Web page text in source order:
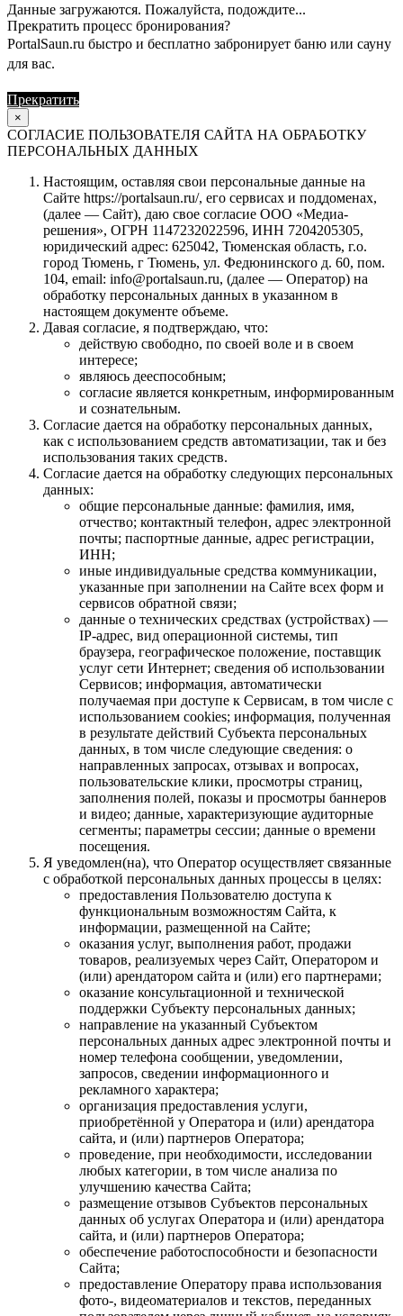
Данные загружаются. Пожалуйста, подождите...
Прекратить процесс бронирования?
PortalSaun.ru быстро и бесплатно забронирует баню или сауну
для вас.
Прекратить
×
СОГЛАСИЕ ПОЛЬЗОВАТЕЛЯ САЙТА НА ОБРАБОТКУ
ПЕРСОНАЛЬНЫХ ДАННЫХ
Настоящим, оставляя свои персональные данные на
Сайте https://portalsaun.ru/, его сервисах и поддоменах,
(далее — Сайт), даю свое согласие ООО «Медиа-
решения», ОГРН 1147232022596, ИНН 7204205305,
юридический адрес: 625042, Тюменская область, г.о.
город Тюмень, г Тюмень, ул. Федюнинского д. 60, пом.
104, email: info@portalsaun.ru, (далее — Оператор) на
обработку персональных данных в указанном в
настоящем документе объеме.
Давая согласие, я подтверждаю, что:
действую свободно, по своей воле и в своем
интересе;
являюсь дееспособным;
согласие является конкретным, информированным
и сознательным.
Согласие дается на обработку персональных данных,
как с использованием средств автоматизации, так и без
использования таких средств.
Согласие дается на обработку следующих персональных
данных:
общие персональные данные: фамилия, имя,
отчество; контактный телефон, адрес электронной
почты; паспортные данные, адрес регистрации,
ИНН;
иные индивидуальные средства коммуникации,
указанные при заполнении на Сайте всех форм и
сервисов обратной связи;
данные о технических средствах (устройствах) —
IP-адрес, вид операционной системы, тип
браузера, географическое положение, поставщик
услуг сети Интернет; сведения об использовании
Сервисов; информация, автоматически
получаемая при доступе к Сервисам, в том числе с
использованием cookies; информация, полученная
в результате действий Субъекта персональных
данных, в том числе следующие сведения: о
направленных запросах, отзывах и вопросах,
пользовательские клики, просмотры страниц,
заполнения полей, показы и просмотры баннеров
и видео; данные, характеризующие аудиторные
сегменты; параметры сессии; данные о времени
посещения.
Я уведомлен(на), что Оператор осуществляет связанные
с обработкой персональных данных процессы в целях:
предоставления Пользователю доступа к
функциональным возможностям Сайта, к
информации, размещенной на Сайте;
оказания услуг, выполнения работ, продажи
товаров, реализуемых через Сайт, Оператором и
(или) арендатором сайта и (или) его партнерами;
оказание консультационной и технической
поддержки Субъекту персональных данных;
направление на указанный Субъектом
персональных данных адрес электронной почты и
номер телефона сообщении, уведомлении,
запросов, сведении информационного и
рекламного характера;
организация предоставления услуги,
приобретённой у Оператора и (или) арендатора
сайта, и (или) партнеров Оператора;
проведение, при необходимости, исследовании
любых категории, в том числе анализа по
улучшению качества Сайта;
размещение отзывов Субъектов персональных
данных об услугах Оператора и (или) арендатора
сайта, и (или) партнеров Оператора;
обеспечение работоспособности и безопасности
Сайта;
предоставление Оператору права использования
фото-, видеоматериалов и текстов, переданных